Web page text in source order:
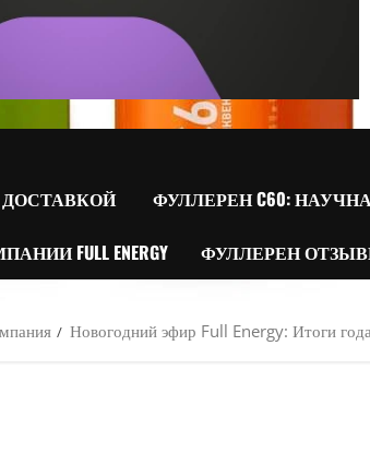
ФУЛЛЕРЕН C60:
FULL ENERGY ФУЛЛЕРЕН
Новогодний эфир Full Energy: Итоги